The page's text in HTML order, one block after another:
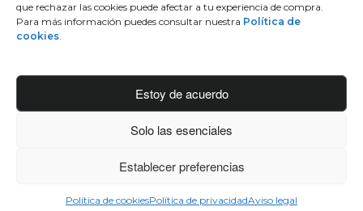
que rechazar las cookies puede afectar a tu experiencia de compra.
Para más información puedes consultar nuestra Política de
cookies.
Estoy de acuerdo
Solo las esenciales
Establecer preferencias
Política de cookiesPolítica de privacidadAviso legal
Contacto
Conéctate
C/Idiazabal, 37 Barrio Bengoetxea
48960 Galdakao, Bizkaia
info@caminattabags.com
© 2025 Caminatta